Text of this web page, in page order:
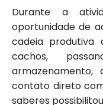
Durante a
oportunidade de
cadeia produtiva
cachos,
contato direto
saberes